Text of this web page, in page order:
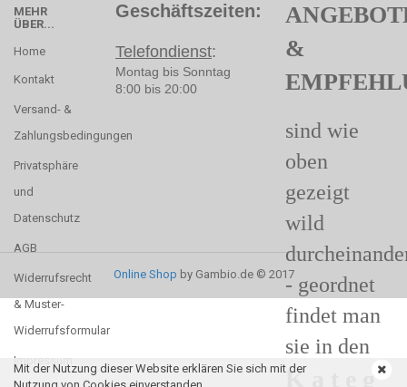
Mit der Nutzung dieser Website erklären Sie sich mit der
MEHR
ÜBER...
Home
Kontakt
Versand- &
Zahlungsbedingungen
Privatsphäre
und
Datenschutz
AGB
Widerrufsrecht
& Muster-
Widerrufsformular
Impressum
Geschäftszeiten:
Telefondienst:
Montag bis Sonntag
8:00 bis 20:00
&
sind wie
oben
gezeigt
wild
- geordnet
findet man
sie in den
K a t e g
Online Shop by Gambio.de © 2017